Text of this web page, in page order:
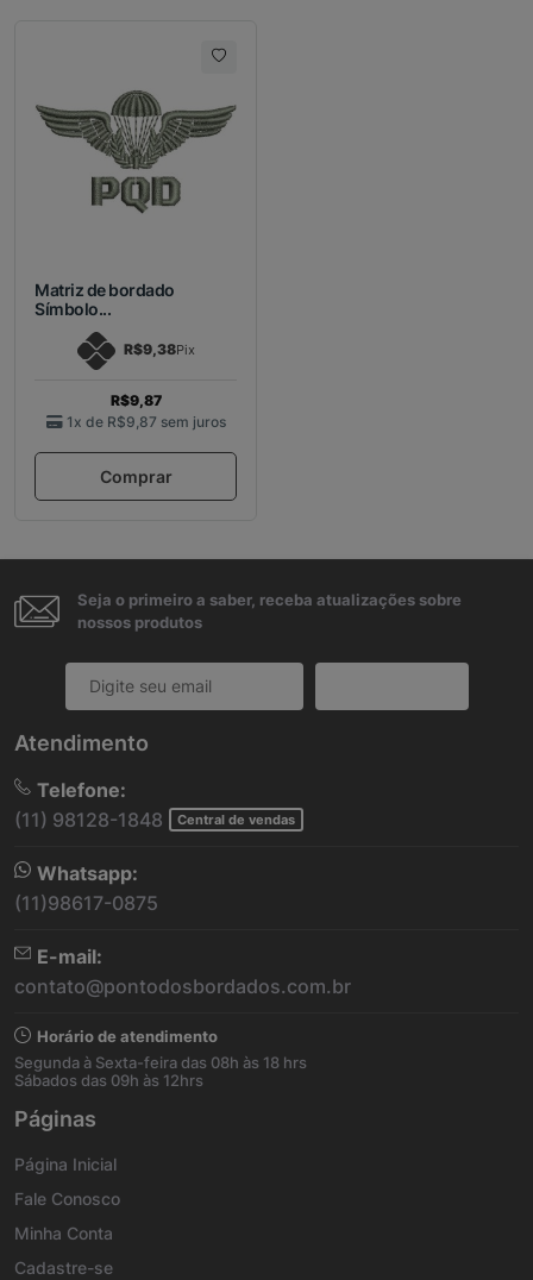
Matriz de bordado
Símbolo...
R$9,38Pix
R$9,87
1x de R$9,87 sem juros
Comprar
Seja o primeiro a saber, receba atualizações sobre
nossos produtos
Atendimento
Telefone:
(11) 98128-1848
Central de vendas
Whatsapp:
(11)98617-0875
E-mail:
contato@pontodosbordados.com.br
Horário de atendimento
Segunda à Sexta-feira das 08h às 18 hrs
Sábados das 09h às 12hrs
Páginas
Página Inicial
Fale Conosco
Minha Conta
Cadastre-se